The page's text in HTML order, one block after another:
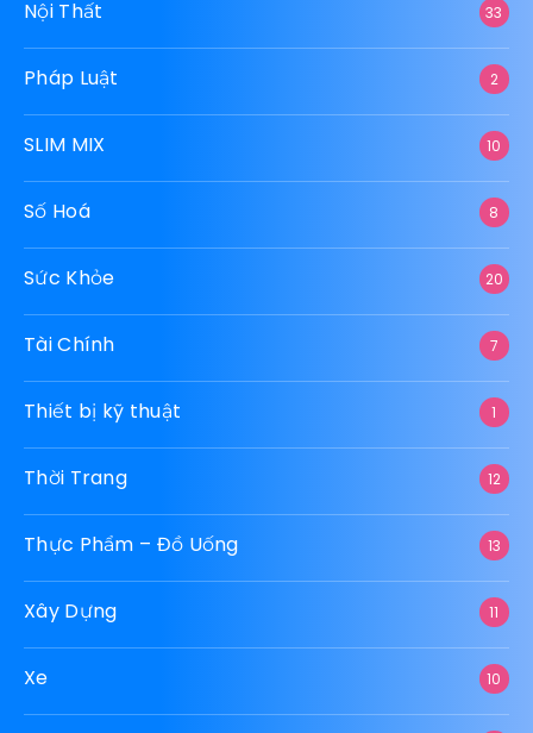
Juicy Slim 10
KETOSLIM 10
Làm Đẹp 8
Motree 10
Ngoại Thất 10
NOCARB PLUS 10
Nội Thất 33
Pháp Luật 2
SLIM MIX 10
Số Hoá 8
Sức Khỏe 20